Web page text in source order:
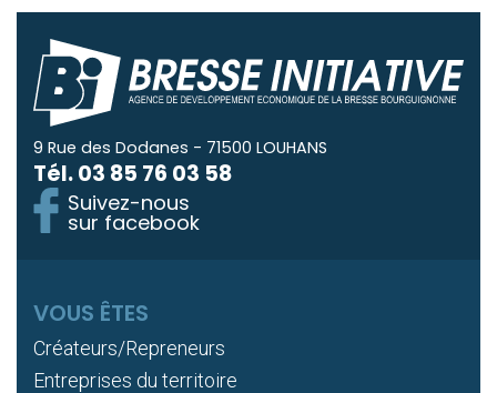
9 Rue des Dodanes - 71500 LOUHANS
Tél.03 85 76 03 58
Suivez-nous
sur facebook
VOUS ÊTES
Créateurs/Repreneurs
Entreprises du territoire